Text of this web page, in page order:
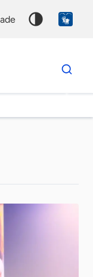
Dados
para
chave